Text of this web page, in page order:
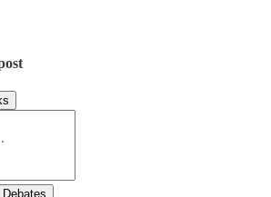
Debates